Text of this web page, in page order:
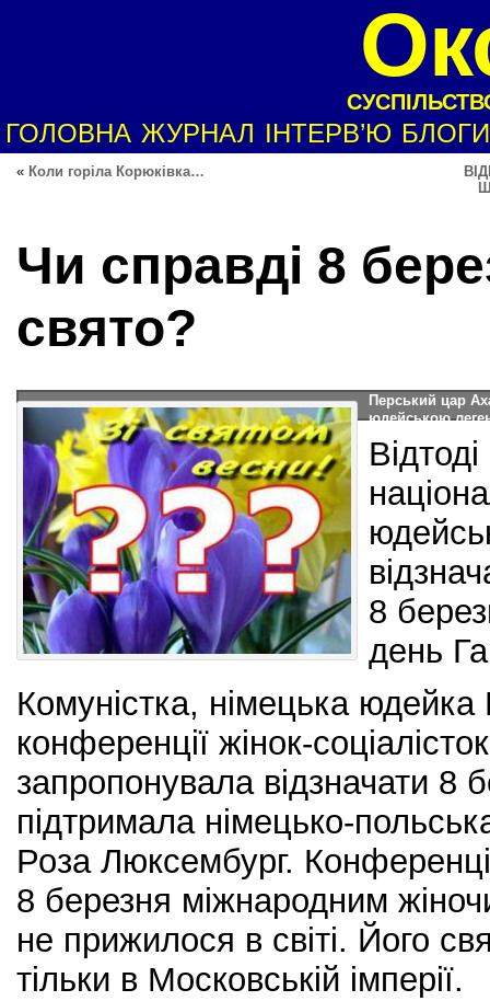
ГОЛОВНА ЖУРНАЛ ІНТЕРВ’Ю БЛОГИ
« Коли горіла Корюківка…
Чи справді 8
свято?
Перський цар
юдейською
Цар мав візира
Мордехая.
не поважають
юдеїв. Тоді
Мордехай свого
покарати
Після цього
владу,
вбили 75 тисяч
8
день
Комуністка, німецька
конференції жінок-
запропонувала відзначати 8
підтримала німецько-
Роза Люксембург.
8 березня міжнародним
не прижилося в світі. Його
тільки в Московській імперії.